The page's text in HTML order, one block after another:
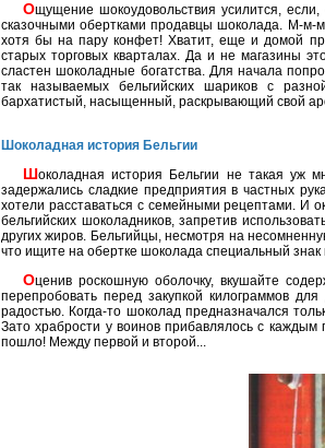
Ощущение шокоудовольствия усилится, если, оказавшись в Брюсселе, поскорее направиться в центр города, туда, где шуршат
сказочными обертками продавцы шоколада. М-м-
хотя бы на пару конфет! Хватит, еще и домой
старых торговых кварталах. Да и не магазины
сластен шоколадные богатства. Для начала
так называемых бельгийских шариков с
бархатистый, насыщенный, раскрывающий свой
Шоколадная история Бельгии
Шоколадная история Бельгии не такая уж многолетняя - кондитерские здесь появились только в середине XIX века, однако
задержались сладкие предприятия в частных
хотели расставаться с семейными рецептами. И
бельгийских шоколадников, запретив
других жиров. Бельгийцы, несмотря на
что ищите на обертке шоколада специальный
Оценив роскошную оболочку, вкушайте содержимое: кремово-апельсиновую начинку, мокко-мусс и коньячную тянучку, притаившиеся внутри конфет. Непременно нужно все
перепробовать перед закупкой килограммов
радостью. Когда-то шоколад предназначался
Зато храбрости у воинов прибавлялось с
пошло! Между первой и второй...